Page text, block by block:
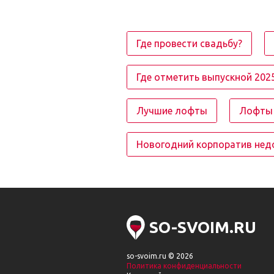
Где провести свадьбу?
Где отметить выпускной
Лучшие лофты Лофты
Новогодний корпоратив
SO-SVOIM.RU
so-svoim.ru © 2026
Политика конфиденциальности